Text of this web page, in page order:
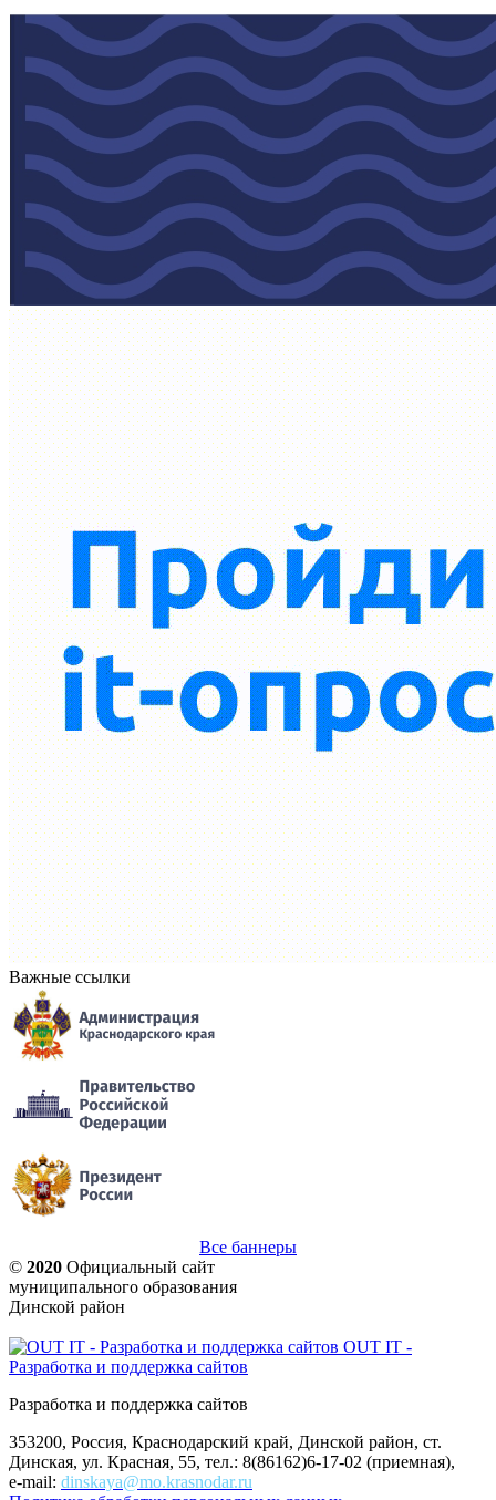
Важные ссылки
Все баннеры
© 2020 Официальный сайт
муниципального образования
Динской район
OUT IT -
Разработка и поддержка сайтов
Разработка и поддержка сайтов
353200, Россия, Краснодарский край, Динской район, ст.
Динская, ул. Красная, 55, тел.: 8(86162)6-17-02 (приемная),
e-mail: dinskaya@mo.krasnodar.ru